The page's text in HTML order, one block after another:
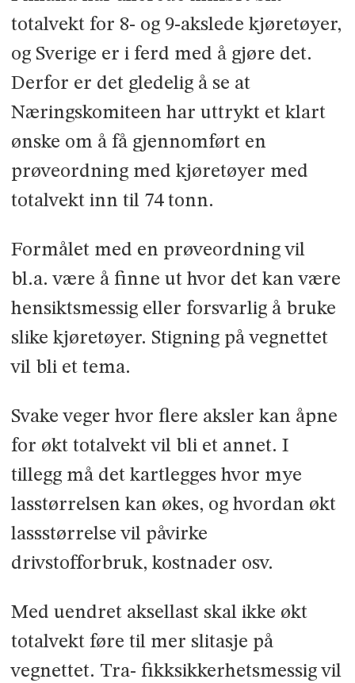
totalvekt for 8- og 9-akslede kjøretøyer,
og Sverige er i ferd med å gjøre det.
Derfor er det gledelig å se at
Næringskomiteen har uttrykt et klart
ønske om å få gjennomført en
prøveordning med kjøretøyer med
totalvekt inn til 74 tonn.
Formålet med en prøveordning vil
bl.a. være å finne ut hvor det kan være
hensiktsmessig eller forsvarlig å bruke
slike kjøretøyer. Stigning på vegnettet
vil bli et tema.
Svake veger hvor flere aksler kan åpne
for økt totalvekt vil bli et annet. I
tillegg må det kartlegges hvor mye
lasstørrelsen kan økes, og hvordan økt
lassstørrelse vil påvirke
drivstofforbruk, kostnader osv.
Med uendret aksellast skal ikke økt
totalvekt føre til mer slitasje på
vegnettet. Tra- fikksikkerhetsmessig vil